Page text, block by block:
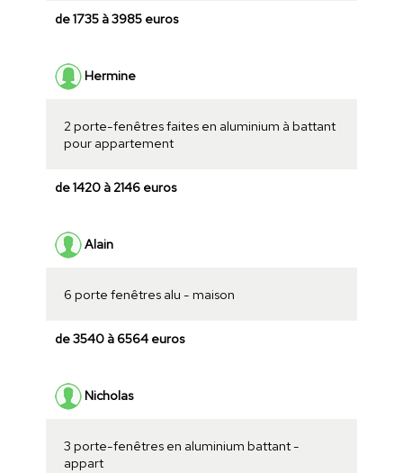
de 1735 à 3985 euros
Hermine
2 porte-fenêtres faites en aluminium à battant
pour appartement
de 1420 à 2146 euros
Alain
6 porte fenêtres alu - maison
de 3540 à 6564 euros
Nicholas
3 porte-fenêtres en aluminium battant -
appart